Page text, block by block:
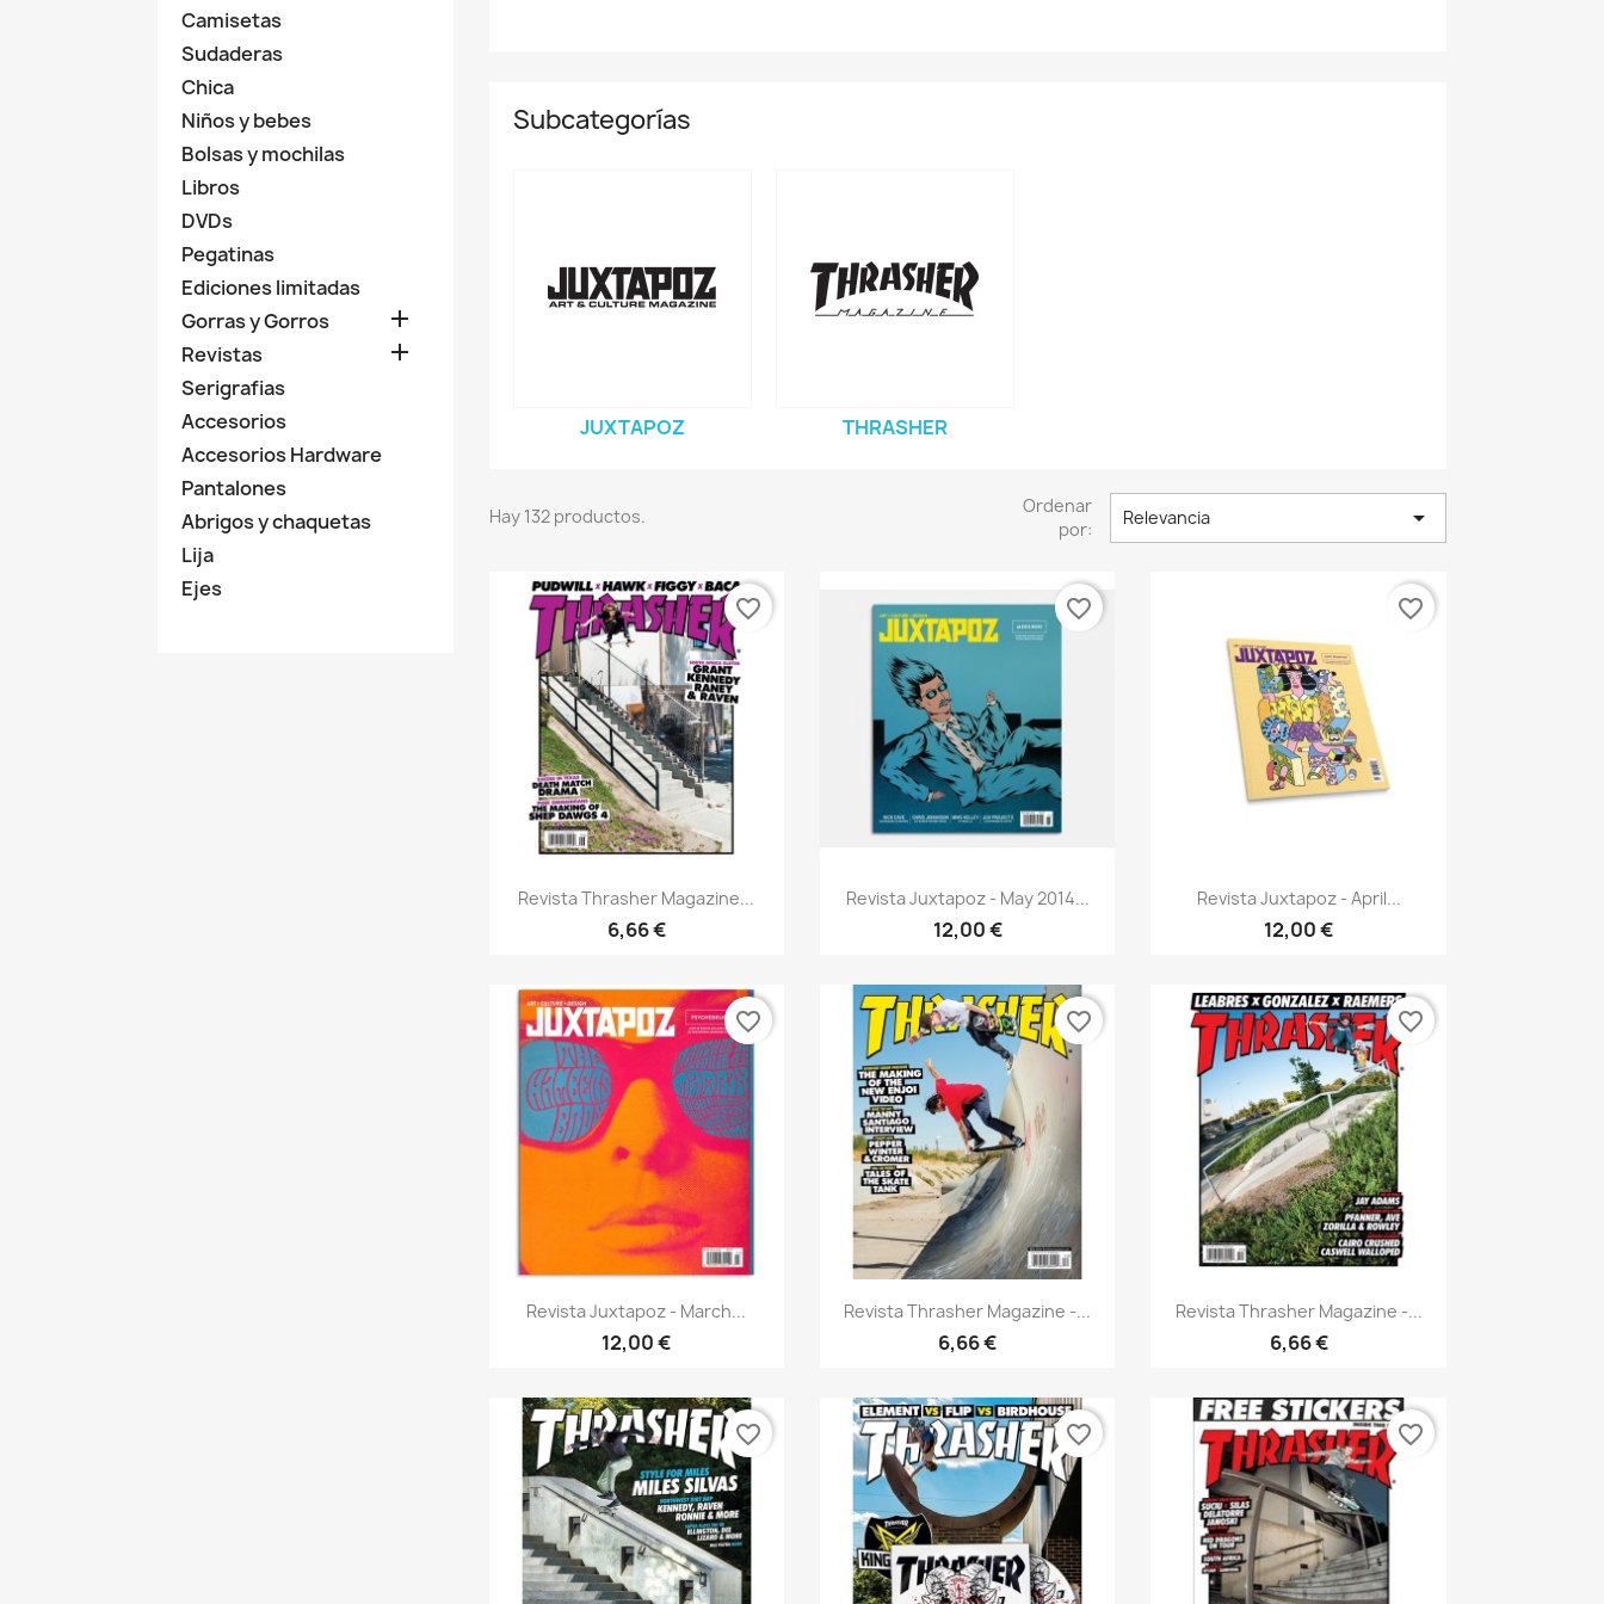
Camisetas
Sudaderas
Chica
Niños y bebes
Bolsas y mochilas
Libros
DVDs
Pegatinas
Ediciones limitadas
Gorras y Gorros

Revistas 
Serigrafias
Accesorios
Accesorios Hardware
Pantalones
Abrigos y chaquetas
Lija
Ejes
Subcategorías
JUXTAPOZ THRASHER
Hay 132 productos.
Ordenar
por:
Relevancia 
Vista rápida
Revista Thrasher Magazine...
6,66 €
favorite_border
Vista rápida
Revista Juxtapoz - May 2014...
12,00 €
favorite_border
 Vista rápida
Revista Juxtapoz - April...
12,00 €
favorite_border
Vista rápida
Revista Juxtapoz - March...
12,00 €
favorite_border
Vista rápida
Revista Thrasher Magazine -...
6,66 €
favorite_border
Vista rápida
Revista Thrasher Magazine -...
6,66 €
favorite_border
favorite_border favorite_border favorite_border